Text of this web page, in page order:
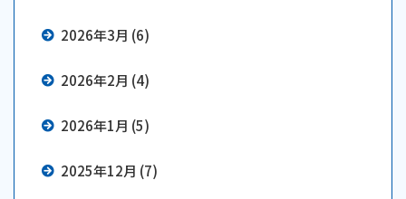
2026年3月 (6)
2026年2月 (4)
2026年1月 (5)
2025年12月 (7)